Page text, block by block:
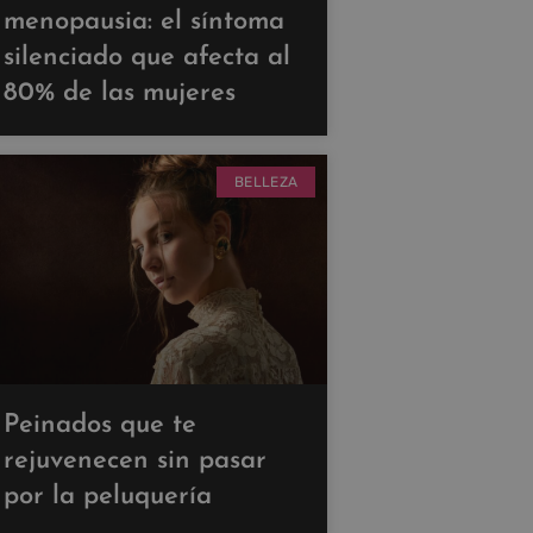
menopausia: el síntoma
silenciado que afecta al
80% de las mujeres
BELLEZA
Peinados que te
rejuvenecen sin pasar
por la peluquería